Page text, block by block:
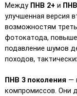
Между ПНВ 2+ и
улучшенная версия
возможностям
фотокатода,
подавление шумов
походов,
ПНВ 3 поколения —
компромиссов. Они